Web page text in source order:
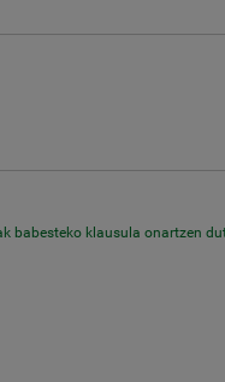
babesteko klausula onartzen